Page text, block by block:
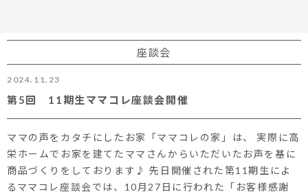
座談会
2024.11.23
第5回 11期生ママコレ座談会開催
ママの声をカタチにしたお家「ママコレの家」は、 実際に高
栄ホームでお家を建てたママさんからいただいたお声を基に
商品づくりをしております♪ 先日開催された第11期生によ
るママコレ座談会では、10月27日に行われた「お客様感謝